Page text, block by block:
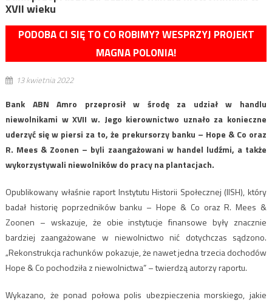
XVII wieku
PODOBA CI SIĘ TO CO ROBIMY? WESPRZYJ PROJEKT
MAGNA POLONIA!
13 kwietnia 2022
Bank ABN Amro przeprosił w środę za udział w handlu
niewolnikami w XVII w. Jego kierownictwo uznało za konieczne
uderzyć się w piersi za to, że prekursorzy banku – Hope & Co oraz
R. Mees & Zoonen – byli zaangażowani w handel ludźmi, a także
wykorzystywali niewolników do pracy na plantacjach.
Opublikowany właśnie raport Instytutu Historii Społecznej (IISH), który
badał historię poprzedników banku – Hope & Co oraz R. Mees &
Zoonen – wskazuje, że obie instytucje finansowe były znacznie
bardziej zaangażowane w niewolnictwo nić dotychczas sądzono.
„Rekonstrukcja rachunków pokazuje, że nawet jedna trzecia dochodów
Hope & Co pochodziła z niewolnictwa” – twierdzą autorzy raportu.
Wykazano, że ponad połowa polis ubezpieczenia morskiego, jakie